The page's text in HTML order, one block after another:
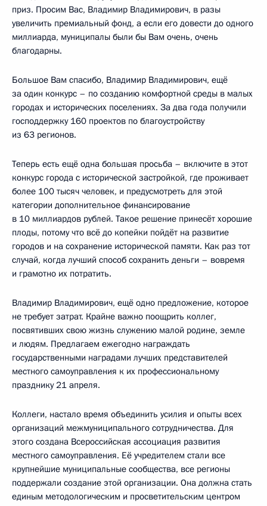
приз. Просим Вас, Владимир Владимирович, в разы
увеличить премиальный фонд, а если его довести до одного
миллиарда, муниципалы были бы Вам очень, очень
благодарны.
Большое Вам спасибо, Владимир Владимирович, ещё
за один конкурс – по созданию комфортной среды в малых
городах и исторических поселениях. За два года получили
господдержку 160 проектов по благоустройству
из 63 регионов.
Теперь есть ещё одна большая просьба – включите в этот
конкурс города с исторической застройкой, где проживает
более 100 тысяч человек, и предусмотреть для этой
категории дополнительное финансирование
в 10 миллиардов рублей. Такое решение принесёт хорошие
плоды, потому что всё до копейки пойдёт на развитие
городов и на сохранение исторической памяти. Как раз тот
случай, когда лучший способ сохранить деньги – вовремя
и грамотно их потратить.
Владимир Владимирович, ещё одно предложение, которое
не требует затрат. Крайне важно поощрить коллег,
посвятивших свою жизнь служению малой родине, земле
и людям. Предлагаем ежегодно награждать
государственными наградами лучших представителей
местного самоуправления к их профессиональному
празднику 21 апреля.
Коллеги, настало время объединить усилия и опыты всех
организаций межмуниципального сотрудничества. Для
этого создана Всероссийская ассоциация развития
местного самоуправления. Её учредителем стали все
крупнейшие муниципальные сообщества, все регионы
поддержали создание этой организации. Она должна стать
единым методологическим и просветительским центром